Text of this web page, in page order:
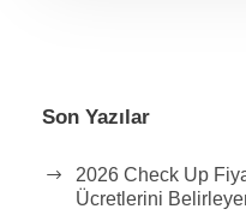
Son Yazılar
2026 Check Up
Ücretlerini